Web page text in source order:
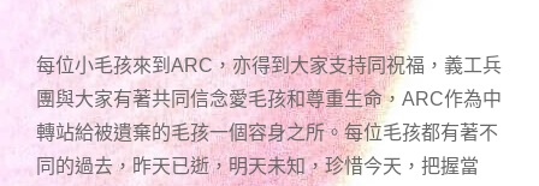
每位小毛孩來到ARC，亦得到大家支持同祝福，義工兵
團與大家有著共同信念愛毛孩和尊重生命，ARC作為中
轉站給被遺棄的毛孩一個容身之所。每位毛孩都有著不
同的過去，昨天已逝，明天未知，珍惜今天，把握當